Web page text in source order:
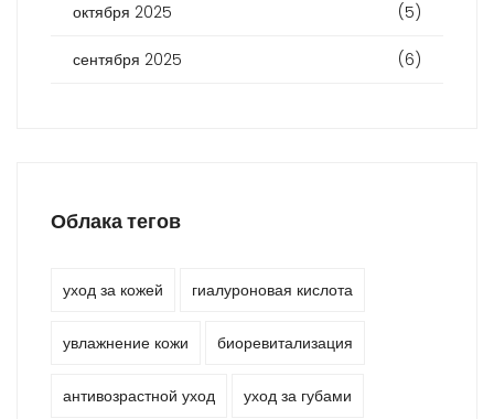
октября 2025 (5)
сентября 2025 (6)
Облака тегов
уход за кожей гиалуроновая кислота
увлажнение кожи биоревитализация
антивозрастной уход уход за губами